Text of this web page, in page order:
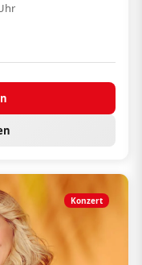
Konzert